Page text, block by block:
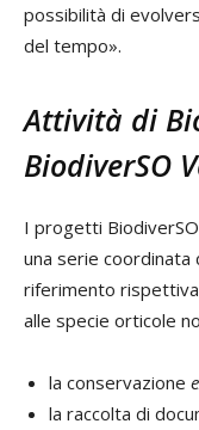
possibilità di
del tempo».
Attività di
BiodiverSO
I progetti
una serie
riferimento
alle specie orticole
la conservazione
la raccolta di